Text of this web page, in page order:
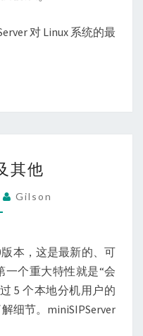
对 Linux 系统的最
其他
Gilson
版本，这是最新的、可
一个重大特性就是“会
5 个本地分机用户的
解细节。miniSIPServer